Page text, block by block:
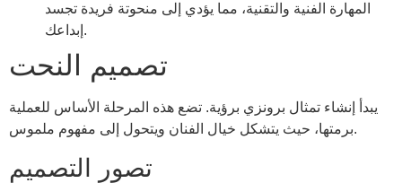
المهارة الفنية والتقنية، مما يؤدي إلى منحوتة فريدة تجسد
إبداعك.
تصميم النحت
يبدأ إنشاء تمثال برونزي برؤية. تضع هذه المرحلة الأساس للعملية
برمتها، حيث يتشكل خيال الفنان ويتحول إلى مفهوم ملموس.
تصور التصميم